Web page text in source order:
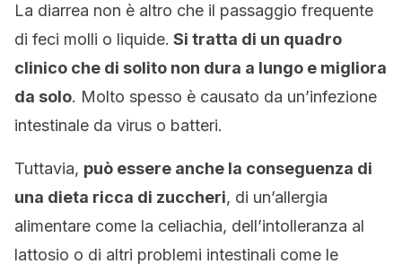
La diarrea non è altro che il passaggio frequente
di feci molli o liquide. Si tratta di un quadro
clinico che di solito non dura a lungo e migliora
da solo. Molto spesso è causato da un’infezione
intestinale da virus o batteri.
Tuttavia, può essere anche la conseguenza di
una dieta ricca di zuccheri, di un’allergia
alimentare come la celiachia, dell’intolleranza al
lattosio o di altri problemi intestinali come le